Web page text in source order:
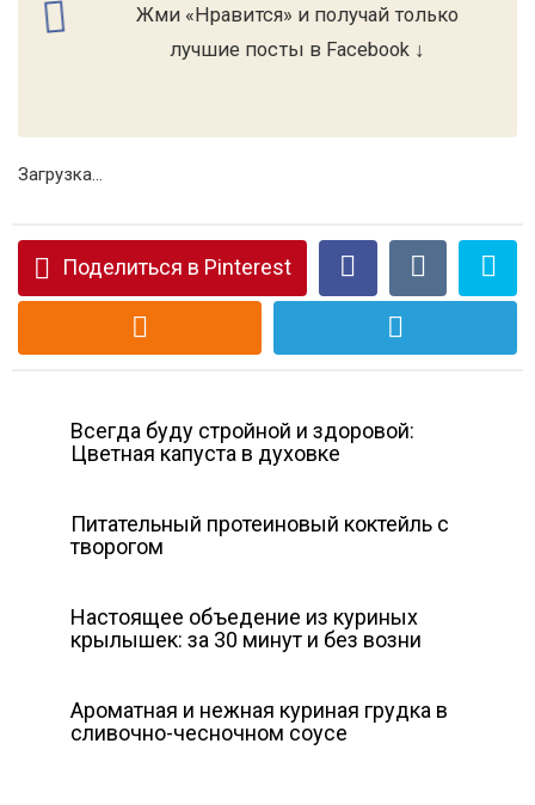
Жми «Нравится» и получай только
лучшие посты в Facebook ↓
Загрузка...
Поделиться в Pinterest
Всегда буду стройной и здоровой:
Цветная капуста в духовке
Питательный протеиновый коктейль с
творогом
Настоящее объедение из куриных
крылышек: за 30 минут и без возни
Ароматная и нежная куриная грудка в
сливочно-чесночном соусе